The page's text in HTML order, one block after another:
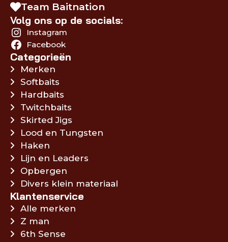
Team Baitnation
Volg ons op de socials:
Instagram
Facebook
Categorieën
Merken
Softbaits
Hardbaits
Twitchbaits
Skirted Jigs
Lood en Tungsten
Haken
Lijn en Leaders
Opbergen
Divers klein materiaal
Klantenservice
Alle merken
Z man
6th Sense